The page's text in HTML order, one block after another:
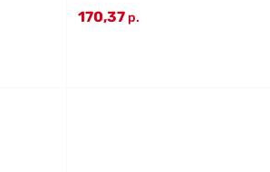
170,37 р.